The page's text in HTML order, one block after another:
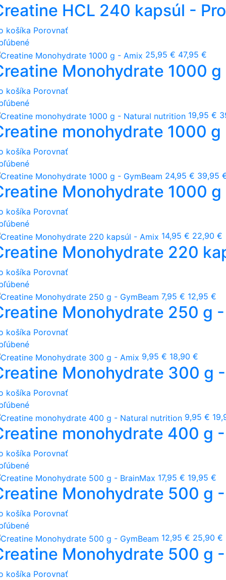
HCL 240 kapsúl -
košíka Porovnať
25,95 € 47,95 €
Monohydrate 1000
košíka Porovnať
19,95 €
monohydrate 1000
košíka Porovnať
24,95 € 39,95
Monohydrate 1000 g
košíka Porovnať
14,95 € 22,90 €
Monohydrate 220
košíka Porovnať
7,95 € 12,95 €
Monohydrate 250 g
košíka Porovnať
9,95 € 18,90 €
Monohydrate 300 g
košíka Porovnať
9,95 €
monohydrate 400 g
košíka Porovnať
17,95 € 19,95 €
Monohydrate 500 g
košíka Porovnať
12,95 € 25,90 €
Monohydrate 500 g
košíka Porovnať